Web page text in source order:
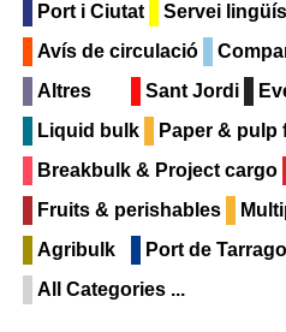
Port i Ciutat
Servei
Avís de circulació
Altres
Sant Jordi
Liquid bulk
Paper & pulp
Breakbulk & Project cargo
Fruits & perishables
Agribulk
Port de
All Categories ...